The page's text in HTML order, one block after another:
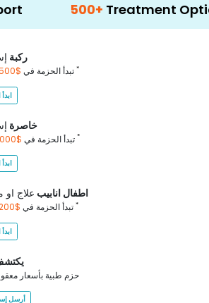
Treatment Options
ركبة
تبدأ الحزمة في *
خاصرة
تبدأ الحزمة في *
اطفال انابيب علاج او
تبدأ الحزمة في *
حزم طبية بأسعار
أرسل